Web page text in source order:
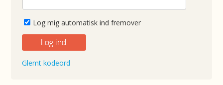
Log mig automatisk ind fremover
Glemt kodeord